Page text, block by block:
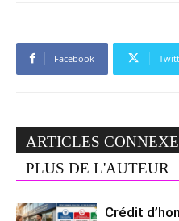
Facebook
ARTICLES
PLUS DE L'AUTEUR
Crédit